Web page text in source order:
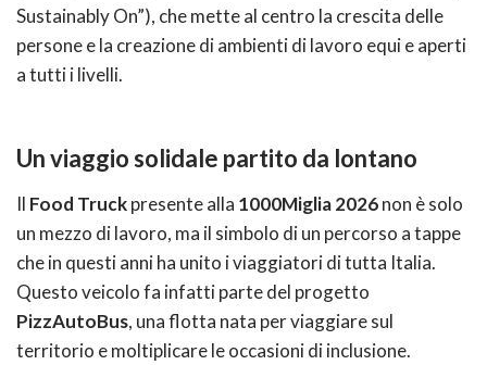
Sustainably On”), che mette al centro la crescita delle
persone e la creazione di ambienti di lavoro equi e aperti
a tutti i livelli.
Un viaggio solidale partito da lontano
Il Food Truckpresente alla 1000Miglia 2026non è solo
un mezzo di lavoro, ma il simbolo di un percorso a tappe
che in questi anni ha unito i viaggiatori di tutta Italia.
Questo veicolo fa infatti parte del progetto
PizzAutoBus, una flotta nata per viaggiare sul
territorio e moltiplicare le occasioni di inclusione.